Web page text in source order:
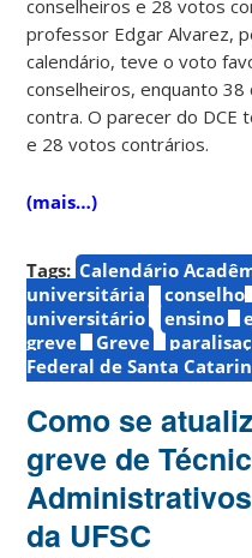
conselheiros e 28 votos
professor Edgar Alvarez,
calendário, teve o voto
conselheiros, enquanto
contra. O parecer do DCE
e 28 votos contrários.
(mais…)
Tags: Calendário
universitária
conselho
universitário
ensino
greve
Greve
Federal de Santa
Como se
greve de
da UFSC